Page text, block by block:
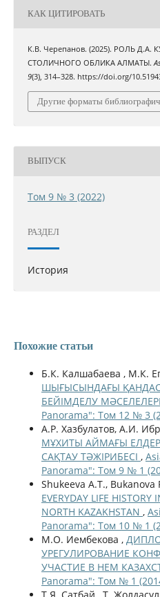
КАК ЦИТИРОВАТЬ
К.В. Черепанов. (2025). РОЛЬ
СТОЛИЧНОГО ОБЛИКА АЛМАТЫ.
9(3), 314–328. https://doi.org/
Другие форматы
ВЫПУСК
Том 9 № 3 (2022)
РАЗДЕЛ
История
Похожие статьи
Б.К. Калшабаева , М.К.
ШЫҒЫСЫНДАҒЫ
БЕЙІМДЕЛУ МӘСЕЛЕЛЕРІ
Panorama": Том 12 № 3
А.Р. Хазбулатов, А.И.
МҰХИТЫ АЙМАҒЫ
САҚТАУ ТӘЖІРИБЕСІ ,
Panorama": Том 9 № 1
Shukeeva A.T., Bukanova
EVERYDAY LIFE HISTORY
NORTH KAZAKHSTAN ,
Panorama": Том 10 № 1
М.О. Иембекова ,
УРЕГУЛИРОВАНИЕ
УЧАСТИЕ В НЕМ
Panorama": Том № 1